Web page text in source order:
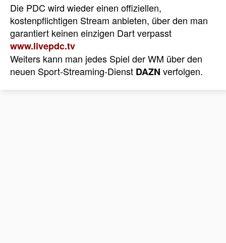
Die PDC wird wieder einen offiziellen,
kostenpflichtigen Stream anbieten, über den man
garantiert keinen einzigen Dart verpasst
www.livepdc.tv
Weiters kann man jedes Spiel der WM über den
neuen Sport-Streaming-Dienst DAZN verfolgen.